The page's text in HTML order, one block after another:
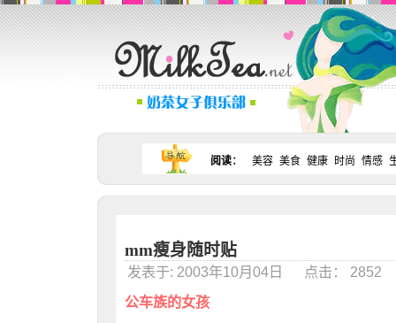
阅读： 美容 美食 健康 时尚 情感
mm瘦身随时贴
发表于: 2003年10月04日 点击： 2852
公车族的女孩